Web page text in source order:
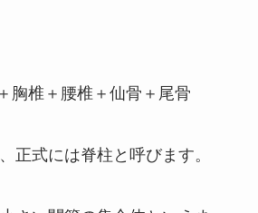
胸椎＋腰椎＋仙骨＋尾骨
正式には脊柱と呼びます。